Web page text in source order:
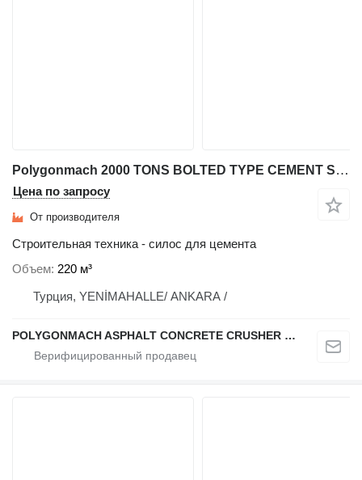
Polygonmach 2000 TONS BOLTED TYPE CEMENT SILO-STOCK
Цена по запросу
От производителя
Строительная техника - силос для цемента
Объем 220 м³
Турция, YENİMAHALLE/ ANKARA /
POLYGONMACH ASPHALT CONCRETE CRUSHER SYSTEMS